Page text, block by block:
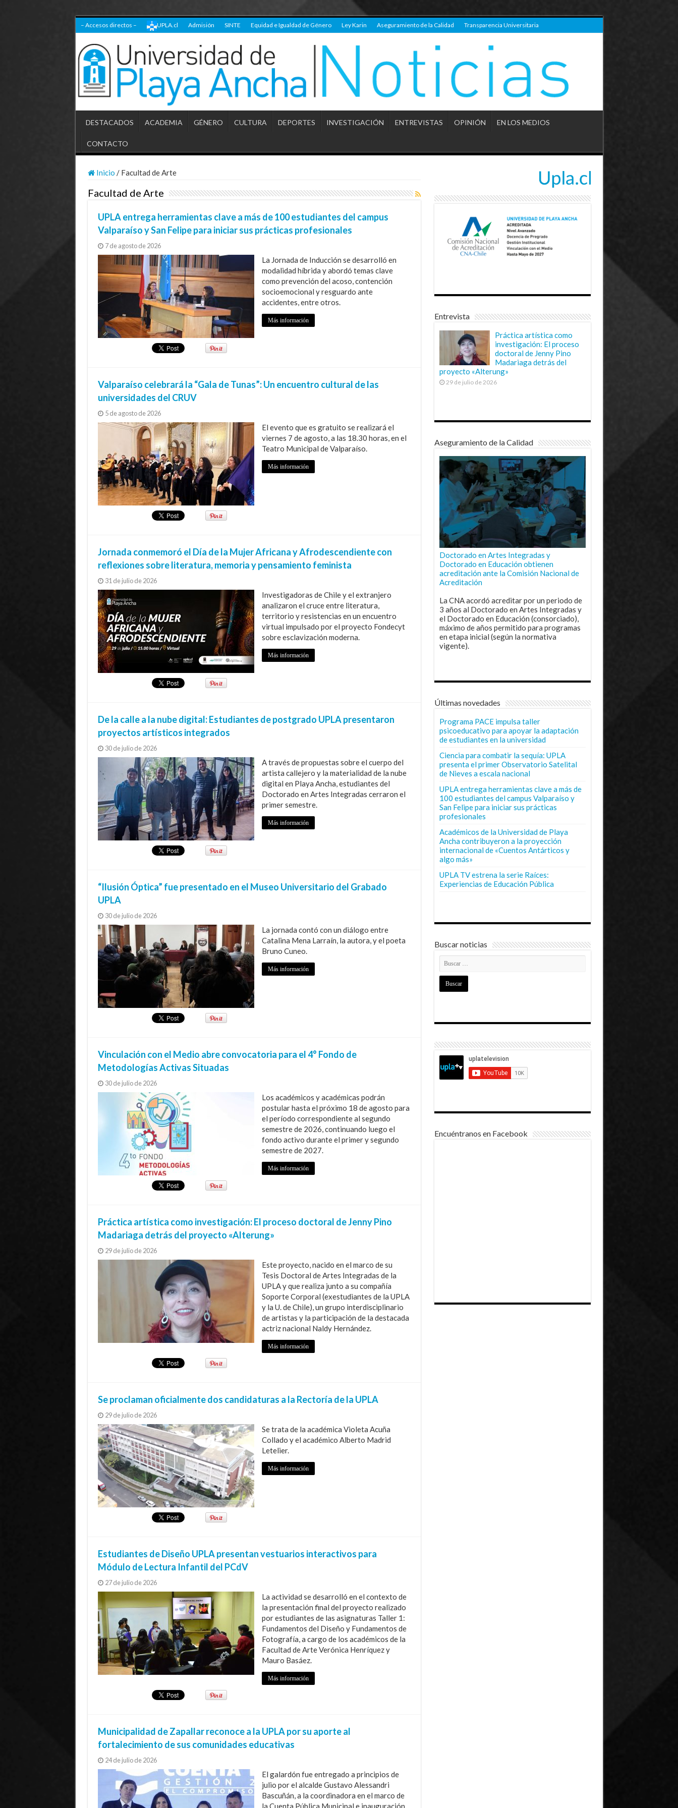
– Accesos directos – UPLA.cl Admisión SINTE Equidad e Igualdad de Género Ley Karin Aseguramiento de la Calidad Transparencia Universitaria
DESTACADOS ACADEMIA GÉNERO CULTURA DEPORTES INVESTIGACIÓN ENTREVISTAS OPINIÓN EN LOS MEDIOS
CONTACTO
Inicio / Facultad de Arte
Facultad de Arte
UPLA entrega herramientas clave a más de 100 estudiantes del campus
Valparaíso y San Felipe para iniciar sus prácticas profesionales
7 de agosto de 2026
La Jornada de Inducción se desarrolló en
modalidad híbrida y abordó temas clave
como prevención del acoso, contención
socioemocional y resguardo ante
accidentes, entre otros.
Más información
Valparaíso celebrará la “Gala de Tunas”: Un encuentro cultural de las
universidades del CRUV
5 de agosto de 2026
El evento que es gratuito se realizará el
viernes 7 de agosto, a las 18.30 horas, en el
Teatro Municipal de Valparaíso.
Más información
Jornada conmemoró el Día de la Mujer Africana y Afrodescendiente con
reflexiones sobre literatura, memoria y pensamiento feminista
31 de julio de 2026
Investigadoras de Chile y el extranjero
analizaron el cruce entre literatura,
territorio y resistencias en un encuentro
virtual impulsado por el proyecto Fondecyt
sobre esclavización moderna.
Más información
De la calle a la nube digital: Estudiantes de postgrado UPLA presentaron
proyectos artísticos integrados
30 de julio de 2026
A través de propuestas sobre el cuerpo del
artista callejero y la materialidad de la nube
digital en Playa Ancha, estudiantes del
Doctorado en Artes Integradas cerraron el
primer semestre.
Más información
“Ilusión Óptica” fue presentado en el Museo Universitario del Grabado
UPLA
30 de julio de 2026
La jornada contó con un diálogo entre
Catalina Mena Larraín, la autora, y el poeta
Bruno Cuneo.
Más información
Vinculación con el Medio abre convocatoria para el 4° Fondo de
Metodologías Activas Situadas
30 de julio de 2026
Los académicos y académicas podrán
postular hasta el próximo 18 de agosto para
el período correspondiente al segundo
semestre de 2026, continuando luego el
fondo activo durante el primer y segundo
semestre de 2027.
Más información
Práctica artística como investigación: El proceso doctoral de Jenny Pino
Madariaga detrás del proyecto «Alterung»
29 de julio de 2026
Este proyecto, nacido en el marco de su
Tesis Doctoral de Artes Integradas de la
UPLA y que realiza junto a su compañía
Soporte Corporal (exestudiantes de la UPLA
y la U. de Chile), un grupo interdisciplinario
de artistas y la participación de la destacada
actriz nacional Naldy Hernández.
Más información
Se proclaman oficialmente dos candidaturas a la Rectoría de la UPLA
29 de julio de 2026
Se trata de la académica Violeta Acuña
Collado y el académico Alberto Madrid
Letelier.
Más información
Estudiantes de Diseño UPLA presentan vestuarios interactivos para
Módulo de Lectura Infantil del PCdV
27 de julio de 2026
La actividad se desarrolló en el contexto de
la presentación final del proyecto realizado
por estudiantes de las asignaturas Taller 1:
Fundamentos del Diseño y Fundamentos de
Fotografía, a cargo de los académicos de la
Facultad de Arte Verónica Henríquez y
Mauro Basáez.
Más información
Municipalidad de Zapallar reconoce a la UPLA por su aporte al
fortalecimiento de sus comunidades educativas
24 de julio de 2026
El galardón fue entregado a principios de
julio por el alcalde Gustavo Alessandri
Bascuñán, a la coordinadora en el marco de
la Cuenta Pública Municipal e inauguración
Entrevista
Práctica artística como
investigación: El proceso
doctoral de Jenny Pino
Madariaga detrás del
proyecto «Alterung»
29 de julio de 2026
Aseguramiento de la Calidad
Doctorado en Artes Integradas y
Doctorado en Educación obtienen
acreditación ante la Comisión Nacional de
Acreditación
La CNA acordó acreditar por un periodo de
3 años al Doctorado en Artes Integradas y
el Doctorado en Educación (consorciado),
máximo de años permitido para programas
en etapa inicial (según la normativa
vigente).
Últimas novedades
Programa PACE impulsa taller
psicoeducativo para apoyar la adaptación
de estudiantes en la universidad
Ciencia para combatir la sequía: UPLA
presenta el primer Observatorio Satelital
de Nieves a escala nacional
UPLA entrega herramientas clave a más de
100 estudiantes del campus Valparaíso y
San Felipe para iniciar sus prácticas
profesionales
Académicos de la Universidad de Playa
Ancha contribuyeron a la proyección
internacional de «Cuentos Antárticos y
algo más»
UPLA TV estrena la serie Raíces:
Experiencias de Educación Pública
Buscar noticias
Encuéntranos en Facebook